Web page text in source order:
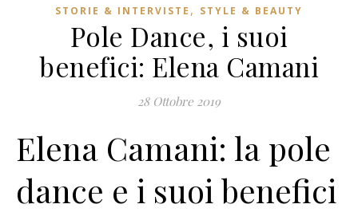
STORIE & INTERVISTE , STYLE & BEAUTY
Pole Dance, i suoi
benefici: Elena Camani
28 Ottobre 2019
Elena Camani: la pole
dance e i suoi benefici